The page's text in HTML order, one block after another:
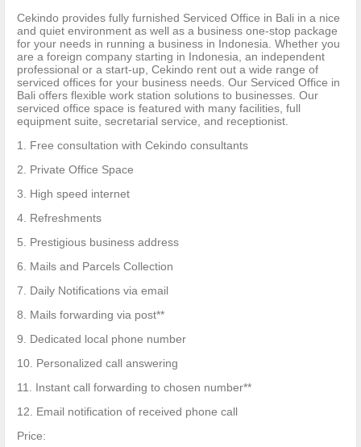
Cekindo provides fully furnished Serviced Office in Bali in a nice
and quiet environment as well as a business one-stop package
for your needs in running a business in Indonesia. Whether you
are a foreign company starting in Indonesia, an independent
professional or a start-up, Cekindo rent out a wide range of
serviced offices for your business needs. Our Serviced Office in
Bali offers flexible work station solutions to businesses. Our
serviced office space is featured with many facilities, full
equipment suite, secretarial service, and receptionist.
1. Free consultation with Cekindo consultants
2. Private Office Space
3. High speed internet
4. Refreshments
5. Prestigious business address
6. Mails and Parcels Collection
7. Daily Notifications via email
8. Mails forwarding via post**
9. Dedicated local phone number
10. Personalized call answering
11. Instant call forwarding to chosen number**
12. Email notification of received phone call
Price: